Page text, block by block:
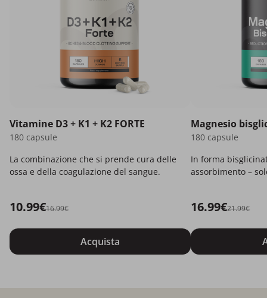
Vitamine D3 + K1 + K2 FORTE
180 capsule
La combinazione che si prende cura delle
ossa e della coagulazione del sangue.
10.99€16.99€
Acquista
Magnesio
180 capsule
In forma
assorbimento –
16.99€21.99€